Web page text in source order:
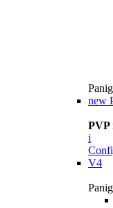
new
PVP
i
V4